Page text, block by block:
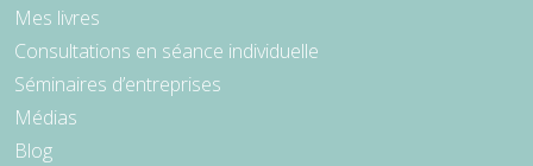
Mes livres
Consultations en séance individuelle
Séminaires d’entreprises
Médias
Blog